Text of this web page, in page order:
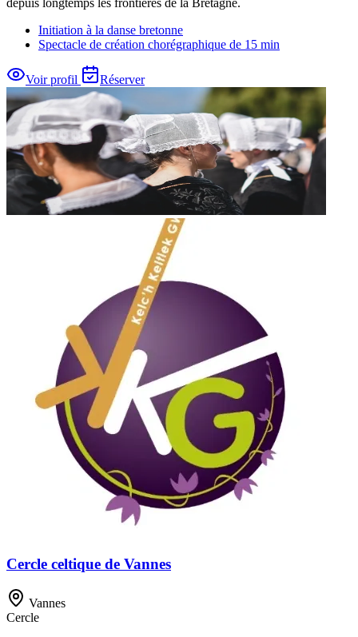
Initiation à la danse bretonne
Spectacle de création chorégraphique de 15 min
Voir profil Réserver
Cercle celtique de Vannes
Vannes
Cercle